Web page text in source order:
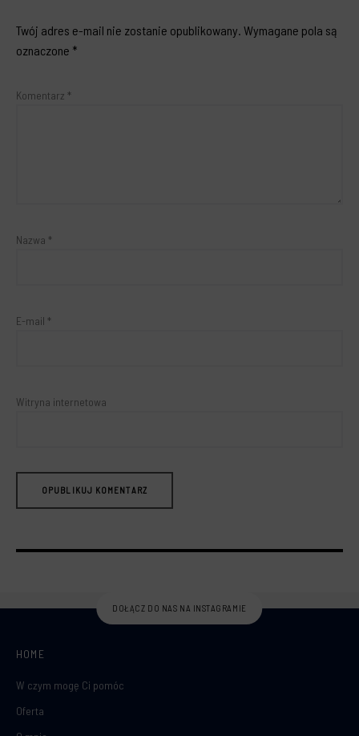
Twój adres e-mail nie zostanie opublikowany. Wymagane pola są
oznaczone *
Komentarz *
Nazwa *
E-mail *
Witryna internetowa
DOŁĄCZ DO NAS NA INSTAGRAMIE
HOME
W czym mogę Ci pomóc
Oferta